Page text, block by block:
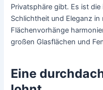
Privatsphäre gibt. Es ist
Schlichtheit und Eleganz
Flächenvorhänge
großen Glasflächen und
Eine